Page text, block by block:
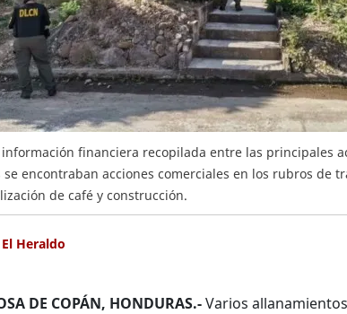
financiera recopilada entre las principales
se encontraban acciones comerciales en los rubros de
de café y construcción.
Heraldo
DE COPÁN, HONDURAS.-Varios